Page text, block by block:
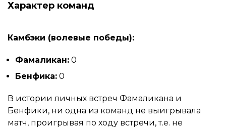
Характер команд
Камбэки (волевые победы):
Фамаликан: 0
Бенфика: 0
В истории личных встреч Фамаликана и
Бенфики, ни одна из команд не выигрывала
матч, проигрывая по ходу встречи, т.е. не